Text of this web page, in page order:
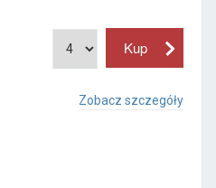
Zobacz szczegóły